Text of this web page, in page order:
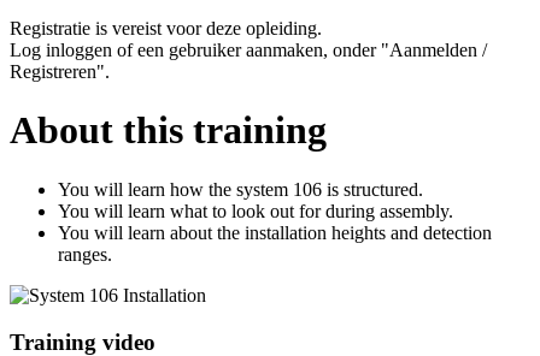
Registratie is vereist voor deze opleiding.
Log inloggen of een gebruiker aanmaken, onder "Aanmelden /
Registreren".
About this training
You will learn how the system 106 is structured.
You will learn what to look out for during assembly.
You will learn about the installation heights and detection
ranges.
Training video